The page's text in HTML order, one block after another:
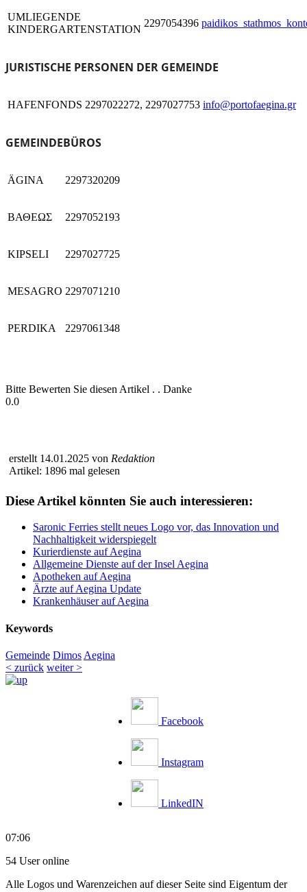
UMLIEGENDE
KINDERGARTENSTATION
2297054396
JURISTISCHE PERSONEN DER GEMEINDE
HAFENFONDS 2297022272, 2297027753 info@portofaegina.gr
GEMEINDEBÜROS
ÄGINA 2297320209
ΒΑΘΕΩΣ 2297052193
KIPSELI 2297027725
MESAGRO 2297071210
PERDIKA 2297061348
Bitte Bewerten Sie diesen Artikel . . Danke
0.0
erstellt 14.01.2025 von Redaktion
Artikel: 1896 mal gelesen
Diese Artikel könnten Sie auch interessieren:
Saronic Ferries stellt neues Logo vor, das Innovation und
Nachhaltigkeit widerspiegelt
Kurierdienste auf Aegina
Allgemeine Dienste auf der Insel Aegina
Apotheken auf Aegina
Ärzte auf Aegina Update
Krankenhäuser auf Aegina
Keywords
Gemeinde Dimos Aegina
< zurück weiter >
Facebook
Instagram
LinkedIN
07:06
54 User online
Alle Logos und Warenzeichen auf dieser Seite sind Eigentum der